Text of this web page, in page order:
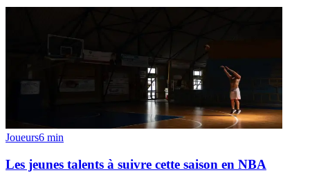
Joueurs6 min
Les jeunes talents à suivre cette saison en NBA